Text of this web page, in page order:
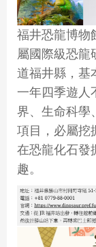
福井恐龍博物
屬國際級恐龍
道福井縣，基
一年四季遊人
界、生命科學
項目，必屬挖
在恐龍化石發
趣。